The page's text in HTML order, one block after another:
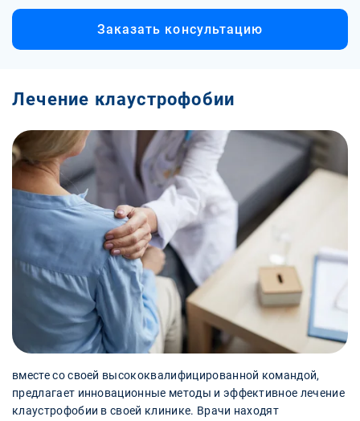
Заказать консультацию
Лечение клаустрофобии
вместе со своей высококвалифицированной командой,
предлагает инновационные методы и эффективное лечение
клаустрофобии в своей клинике. Врачи находят